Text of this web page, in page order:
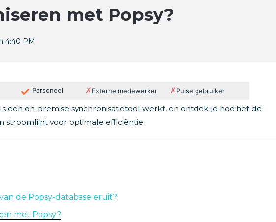
met Popsy?
4:40 PM
Personeel ✗Externe medewerker ✗Pulse gebruiker
een on-premise synchronisatietool werkt, en ontdek je hoe het de
stroomlijnt voor optimale efficiëntie.
de Popsy-database eruit?
met Popsy?